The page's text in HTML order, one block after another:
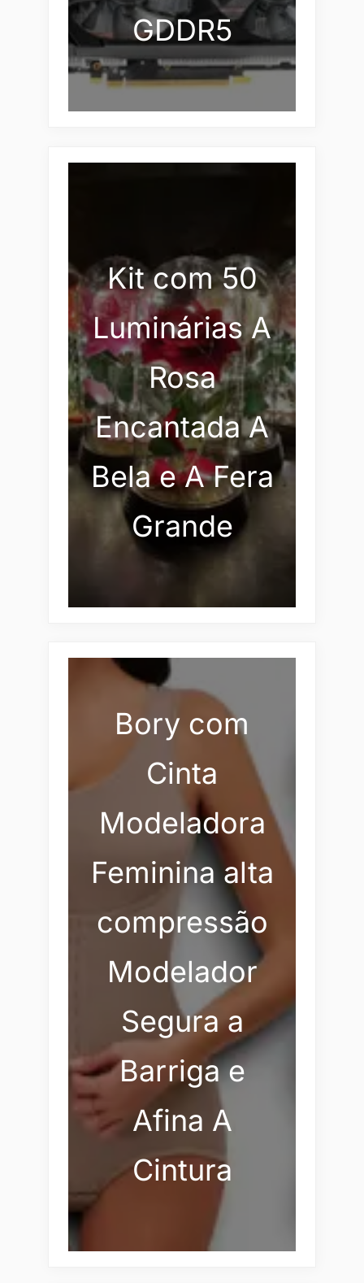
GDDR5
Kit com 50
Luminárias A
Rosa
Encantada A
Bela e A Fera
Grande
Bory com
Cinta
Modeladora
Feminina alta
compressão
Modelador
Segura a
Barriga e
Afina A
Cintura